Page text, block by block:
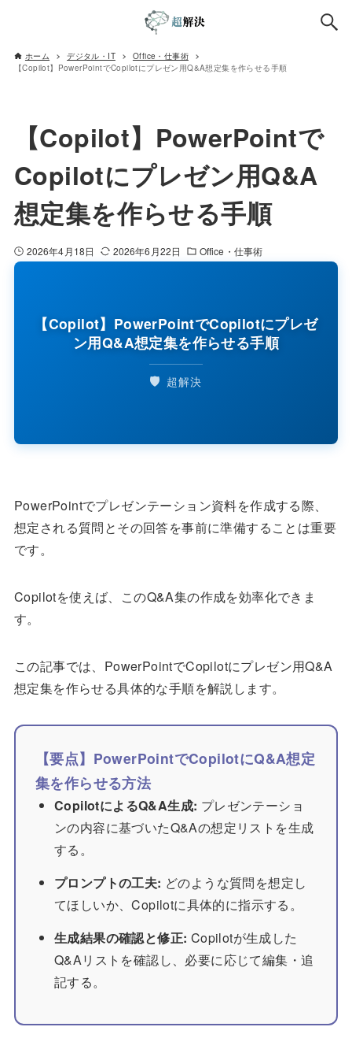
ホーム デジタル・IT
Office・仕事術
【Copilot】PowerPointでCopilotにプレゼン用Q&A想定集を作らせる手順
【Copilot】PowerPointで
Copilotにプレゼン用Q&A
想定集を作らせる手順
2026年4月18日 2026年6月22日 Office・仕事術
【Copilot】PowerPointでCopilotにプレゼ
ン用Q&A想定集を作らせる手順
🛡️ 超解決
PowerPointでプレゼンテーション資料を作成する際、
想定される質問とその回答を事前に準備することは重要
です。
Copilotを使えば、このQ&A集の作成を効率化できま
す。
この記事では、PowerPointでCopilotにプレゼン用Q&A
想定集を作らせる具体的な手順を解説します。
【要点】PowerPointでCopilotにQ&A想定
集を作らせる方法
CopilotによるQ&A生成: プレゼンテーショ
ンの内容に基づいたQ&Aの想定リストを生成
する。
プロンプトの工夫: どのような質問を想定し
てほしいか、Copilotに具体的に指示する。
生成結果の確認と修正: Copilotが生成した
Q&Aリストを確認し、必要に応じて編集・追
記する。